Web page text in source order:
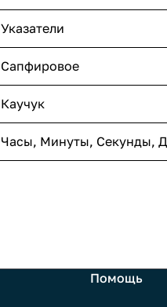
Указатели
Сапфировое
Каучук
Часы, Минуты, Секунды,
Помощь